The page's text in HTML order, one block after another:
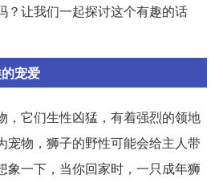
？让我们一起探讨这个有趣的话
宠爱
，它们生性凶猛，有着强烈的领地
宠物，狮子的野性可能会给主人带
象一下，当你回家时，一只成年狮